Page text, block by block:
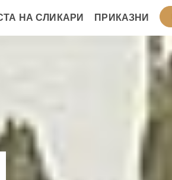
НА СЛИКАРИ ПРИКАЗНИ